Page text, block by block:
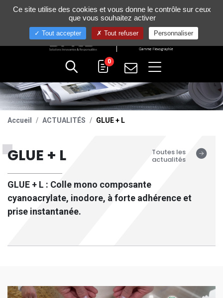
+33 (0)4 75 58 80 10
0
Accueil ACTUALITÉS GLUE + L
GLUE + L
GLUE + L : Colle mono composante
cyanoacrylate, inodore, à forte adhérence et
prise instantanée.
Toutes les
actualités
Gestion de vos préférences sur les cookies
Ce site utilise des cookies et vous donne le contrôle sur ceux
que vous souhaitez activer
Tout accepter Tout refuser Personnaliser